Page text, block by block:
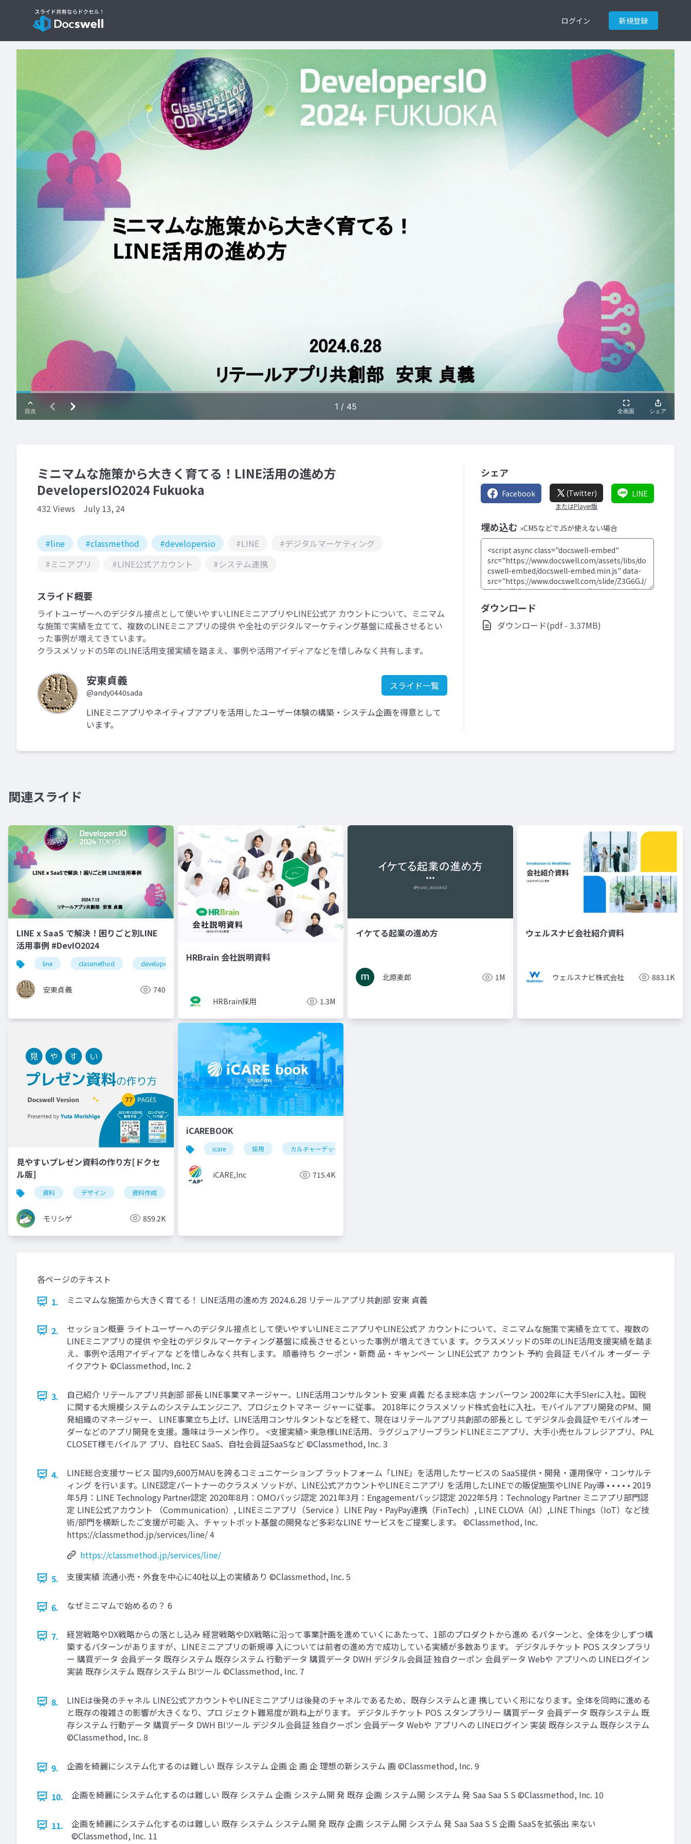
ログイン 新規登録
ミニマムな施策から大きく育てる！LINE活用の進め方
DevelopersIO2024 Fukuoka
432 Views July 13, 24
#line #classmethod #developersio #LINE
#デジタルマーケティング
#ミニアプリ
#LINE公式アカウント #システム連携
スライド概要
ライトユーザーへのデジタル接点として使いやすいLINEミニアプリやLINE公式ア カウントについて、ミニマム
な施策で実績を立てて、複数のLINEミニアプリの提供 や全社のデジタルマーケティング基盤に成⻑させるとい
った事例が増えてきています。
クラスメソッドの5年のLINE活用支援実績を踏まえ、事例や活用アイディアなどを惜しみなく共有します。
安東貞義
@andy0440sada
スライド一覧
LINEミニアプリやネイティブアプリを活用したユーザー体験の構築・システム企画を得意として
います。
シェア
Facebook (Twitter)
またはPlayer版
LINE
埋め込む »CMSなどでJSが使えない場合
ダウンロード
ダウンロード(pdf - 3.37MB)
関連スライド
LINE x SaaS で解決！困りごと別LINE
活用事例 #DevIO2024
line classmethod developersio
安東貞義 740
HRBrain 会社説明資料
HRBrain採用 1.3M
イケてる起業の進め方
北原麦郎 1M
ウェルスナビ会社紹介資料
ウェルスナビ株式会社 883.1K
見やすいプレゼン資料の作り方[ドクセ
ル版]
資料 デザイン 資料作成
モリシゲ 859.2K
iCAREBOOK
icare 採用 カルチャーデック
iCARE,Inc 715.4K
各ページのテキスト
1.
ミニマムな施策から大きく育てる！ LINE活用の進め方 2024.6.28 リテールアプリ共創部 安東 貞義
2.
セッション概要 ライトユーザーへのデジタル接点として使いやすいLINEミニアプリやLINE公式ア カウントについて、ミニマムな施策で実績を⽴てて、複数の
LINEミニアプリの提供 や全社のデジタルマーケティング基盤に成⻑させるといった事例が増えてきていま す。クラスメソッドの5年のLINE活⽤⽀援実績を踏ま
え、事例や活⽤アイディアな どを惜しみなく共有します。 順番待ち クーポン・新商 品・キャンペー ン LINE公式ア カウント 予約 会員証 モバイル オーダー テ
イクアウト ©Classmethod, Inc. 2
3.
⾃⼰紹介 リテールアプリ共創部 部⻑ LINE事業マネージャー、LINE活⽤コンサルタント 安東 貞義 だるま総本店 ナンバーワン 2002年に⼤⼿SIerに⼊社。国税
に関する⼤規模システムのシステムエンジニア、プロジェクトマネー ジャーに従事。 2018年にクラスメソッド株式会社に⼊社。モバイルアプリ開発のPM、開
発組織のマネージャー、 LINE事業⽴ち上げ、LINE活⽤コンサルタントなどを経て、現在はリテールアプリ共創部の部⻑とし てデジタル会員証やモバイルオー
ダーなどのアプリ開発を⽀援。趣味はラーメン作り。 <⽀援実績> 東急様LINE活⽤、ラグジュアリーブランドLINEミニアプリ、⼤⼿⼩売セルフレジアプリ、PAL
CLOSET様モバイルア プリ、⾃社EC SaaS、⾃社会員証SaaSなど ©Classmethod, Inc. 3
4.
LINE総合⽀援サービス 国内9,600万MAUを誇るコミュニケーションプ ラットフォーム「LINE」を活用したサービスの SaaS提供・開発・運用保守・コンサルテ
ィング を行います。LINE認定パートナーのクラスメ ソッドが、LINE公式アカウントやLINEミニアプリ を活用したLINEでの販促施策やLINE Pay導 • • • • • 2019
年5月：LINE Technology Partner認定 2020年8月：OMOバッジ認定 2021年3月：Engagementバッジ認定 2022年5月：Technology Partner ミニアプリ部門認
定 LINE公式アカウント （Communication）, LINEミニアプリ（Service ）LINE Pay・PayPay連携（FinTech）, LINE CLOVA（AI）,LINE Things（IoT）など技
術/部門を横断したご支援が可能 入、チャットボット基盤の開発など多彩なLINE サービスをご提案します。 ©Classmethod, Inc.
https://classmethod.jp/services/line/ 4
https://classmethod.jp/services/line/
5.
支援実績 流通小売・外食を中心に40社以上の実績あり ©Classmethod, Inc. 5
6. なぜミニマムで始めるの？ 6
7.
経営戦略やDX戦略からの落とし込み 経営戦略やDX戦略に沿って事業計画を進めていくにあたって、1部のプロダクトから進め るパターンと、全体を少しずつ構
築するパターンがありますが、LINEミニアプリの新規導 入については前者の進め方で成功している実績が多数あります。 デジタルチケット POS スタンプラリ
ー 購買データ 会員データ 既存システム 既存システム ⾏動データ 購買データ DWH デジタル会員証 独⾃クーポン 会員データ Webや アプリへの LINEログイン
実装 既存システム 既存システム BIツール ©Classmethod, Inc. 7
8.
LINEは後発のチャネル LINE公式アカウントやLINEミニアプリは後発のチャネルであるため、既存システムと連 携していく形になります。全体を同時に進める
と既存の複雑さの影響が大きくなり、プロ ジェクト難易度が跳ね上がります。 デジタルチケット POS スタンプラリー 購買データ 会員データ 既存システム 既
存システム ⾏動データ 購買データ DWH BIツール デジタル会員証 独⾃クーポン 会員データ Webや アプリへの LINEログイン 実装 既存システム 既存システム
©Classmethod, Inc. 8
9. 企画を綺麗にシステム化するのは難しい 既存 システム 企画 企 画 企 理想の新システム 画 ©Classmethod, Inc. 9
10. 企画を綺麗にシステム化するのは難しい 既存 システム 企画 システム開 発 既存 企画 システム開 システム 発 Saa Saa S S ©Classmethod, Inc. 10
11.
企画を綺麗にシステム化するのは難しい 既存 システム システム開 発 既存 企画 システム開 システム 発 Saa Saa S S 企画 SaaSを拡張出 来ない
©Classmethod, Inc. 11